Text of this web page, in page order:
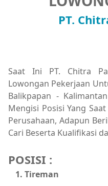
PT.
Saat Ini PT. Chitra
Lowongan Pekerjaan
Balikpapan -
Mengisi Posisi Yang
Perusahaan, Adapun
Cari Beserta Kualifikasi
POSISI :
Tireman